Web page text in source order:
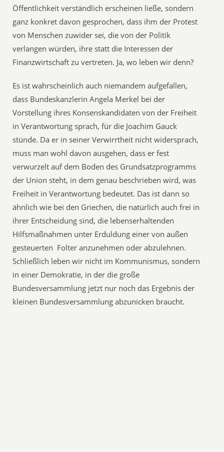
Öffentlichkeit verständlich erscheinen ließe, sondern
ganz konkret davon gesprochen, dass ihm der Protest
von Menschen zuwider sei, die von der Politik
verlangen würden, ihre statt die Interessen der
Finanzwirtschaft zu vertreten. Ja, wo leben wir denn?
Es ist wahrscheinlich auch niemandem aufgefallen,
dass Bundeskanzlerin Angela Merkel bei der
Vorstellung ihres Konsenskandidaten von der Freiheit
in Verantwortung sprach, für die Joachim Gauck
stünde. Da er in seiner Verwirrtheit nicht widersprach,
muss man wohl davon ausgehen, dass er fest
verwurzelt auf dem Boden des Grundsatzprogramms
der Union steht, in dem genau beschrieben wird, was
Freiheit in Verantwortung bedeutet. Das ist dann so
ähnlich wie bei den Griechen, die natürlich auch frei in
ihrer Entscheidung sind, die lebenserhaltenden
Hilfsmaßnahmen unter Erduldung einer von außen
gesteuerten Folter anzunehmen oder abzulehnen.
Schließlich leben wir nicht im Kommunismus, sondern
in einer Demokratie, in der die große
Bundesversammlung jetzt nur noch das Ergebnis der
kleinen Bundesversammlung abzunicken braucht.